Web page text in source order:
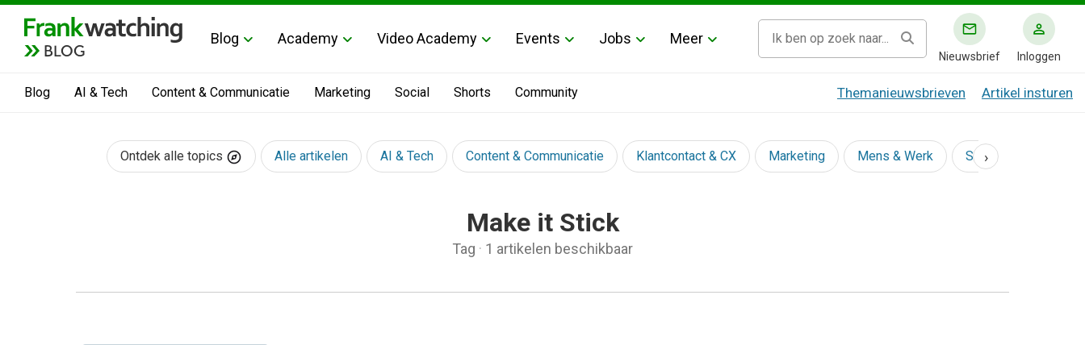
BLOG
Blog Academy Video Academy Events Jobs Meer
Nieuwsbrief Inloggen
Blog AI & Tech Content & Communicatie Marketing Social Shorts Community Themanieuwsbrieven Artikel insturen
Ontdek alle topics Alle artikelen AI & Tech Content & Communicatie Klantcontact & CX Marketing Mens & Werk Social
›
Make it Stick
Tag · 1 artikelen beschikbaar